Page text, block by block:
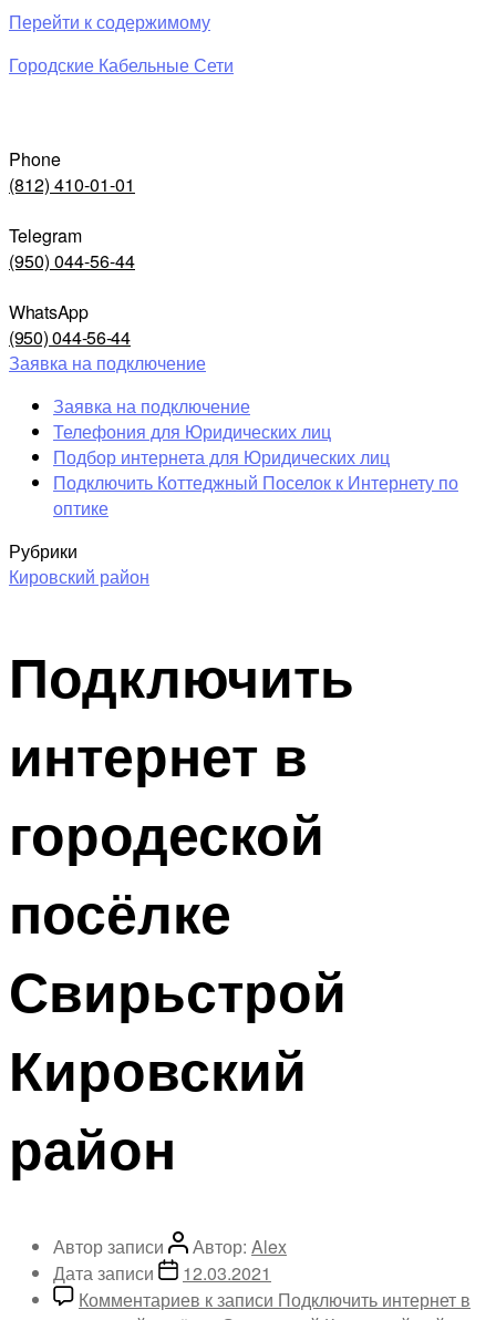
Перейти к содержимому
Городские Кабельные Сети
Phone
(812) 410-01-01
Telegram
(950) 044-56-44
WhatsApp
(950) 044-56-44
Заявка на подключение
Заявка на подключение
Телефония для Юридических лиц
Подбор интернета для Юридических лиц
Подключить Коттеджный Поселок к Интернету по
оптике
Рубрики
Кировский район
Подключить
интернет в
городеской
посёлке
Свирьстрой
Кировский
район
Автор записи Автор: Alex
Дата записи
12.03.2021
Комментариев к записи Подключить интернет в